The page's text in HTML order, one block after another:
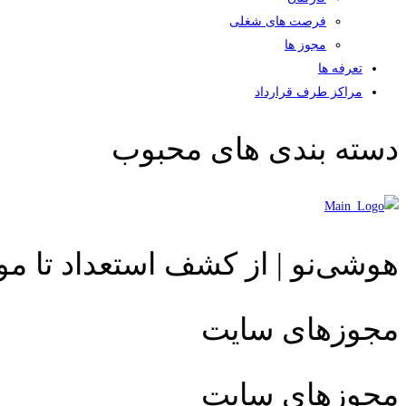
فرصت های شغلی
مجوز ها
تعرفه ها
مراکز طرف قرارداد
دسته بندی های محبوب
هوشی‌نو | از کشف استعداد تا
مجوزهای سایت
مجوزهای سایت